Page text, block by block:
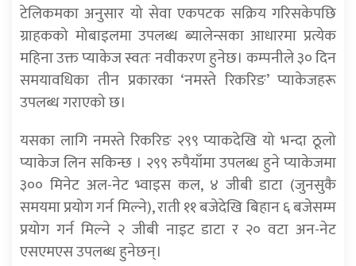
टेलिकमका अनुसार यो सेवा एकपटक सक्रिय गरिसकेपछि
ग्राहकको मोबाइलमा उपलब्ध ब्यालेन्सका आधारमा प्रत्येक
महिना उक्त प्याकेज स्वतः नवीकरण हुनेछ। कम्पनीले ३० दिन
समयावधिका तीन प्रकारका ‘नमस्ते रिकरिङ’ प्याकेजहरू
उपलब्ध गराएको छ।
यसका लागि नमस्ते रिकरिङ २९९ प्याकदेखि यो भन्दा ठूलो
प्याकेज लिन सकिन्छ । २९९ रुपैयाँमा उपलब्ध हुने प्याकेजमा
३०० मिनेट अल-नेट भ्वाइस कल, ४ जीबी डाटा (जुनसुकै
समयमा प्रयोग गर्न मिल्ने), राती ११ बजेदेखि बिहान ६ बजेसम्म
प्रयोग गर्न मिल्ने २ जीबी नाइट डाटा र २० वटा अन-नेट
एसएमएस उपलब्ध हुनेछन्।